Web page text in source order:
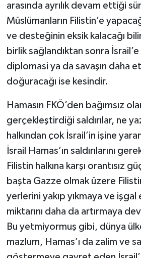
arasında ayrılık devam ettiği
Müslümanların Filistin’e
ve desteğinin eksik kalacağı
birlik sağlandıktan sonra
diplomasi ya da savaşın daha
doğuracağı ise kesindir.
Hamasın FKÖ’den bağımsız
gerçekleştirdiği saldırılar, ne
halkından çok İsrail’in işine
İsrail Hamas’ın saldırılarını
Filistin halkına karşı orantısız
başta Gazze olmak üzere
yerlerini yakıp yıkmaya ve
miktarını daha da artırmaya
Bu yetmiyormuş gibi, dünya
mazlum, Hamas’ı da zalim ve